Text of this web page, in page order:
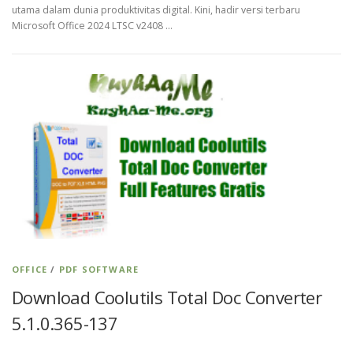
utama dalam dunia produktivitas digital. Kini, hadir versi terbaru
Microsoft Office 2024 LTSC v2408 …
OFFICE / PDF SOFTWARE
Download Coolutils Total Doc Converter
5.1.0.365-137